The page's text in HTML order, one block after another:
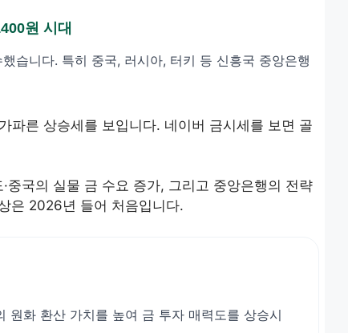
원 시대
습니다. 특히 중국, 러시아, 터키 등 신흥국 중앙은행
파른 상승세를 보입니다. 네이버 금시세를 보면 골
중국의 실물 금 수요 증가, 그리고 중앙은행의 전략
은 2026년 들어 처음입니다.
화 환산 가치를 높여 금 투자 매력도를 상승시